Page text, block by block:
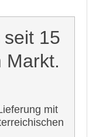
15
Markt.
mit